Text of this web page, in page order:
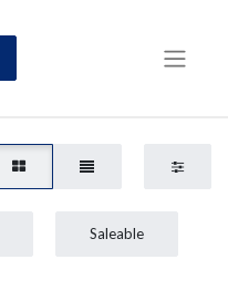
Saleable